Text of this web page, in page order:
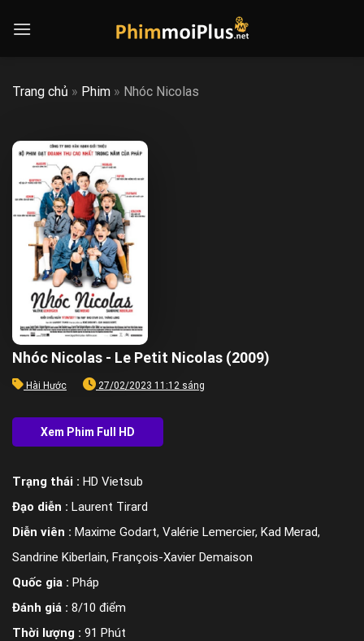
Trang chủ » Phim » Nhóc Nicolas
Nhóc Nicolas - Le Petit Nicolas (2009)
Hài Hước 27/02/2023 11:12 sáng
Trạng thái : HD Vietsub
Đạo diễn : Laurent Tirard
Diễn viên : Maxime Godart, Valérie Lemercier, Kad Merad,
Sandrine Kiberlain, François-Xavier Demaison
Quốc gia : Pháp
Đánh giá : 8/10 điểm
Thời lượng : 91 Phút